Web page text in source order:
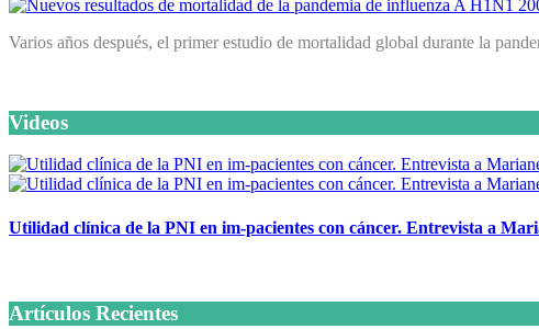
Varios años después, el primer estudio de mortalidad global durante la
Videos
Utilidad clínica de la PNI en im-pacientes con cáncer. Entrevista a
Artículos Recientes